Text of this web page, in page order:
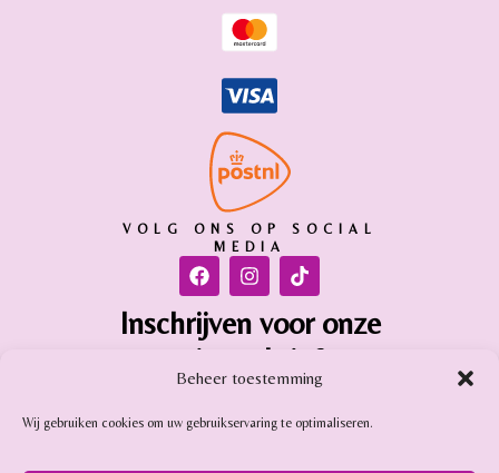
Beheer toestemming
Wij gebruiken cookies om uw gebruikservaring te optimaliseren.
VOLG ONS OP SOCIAL
MEDIA
Inschrijven voor onze
nieuwsbrief